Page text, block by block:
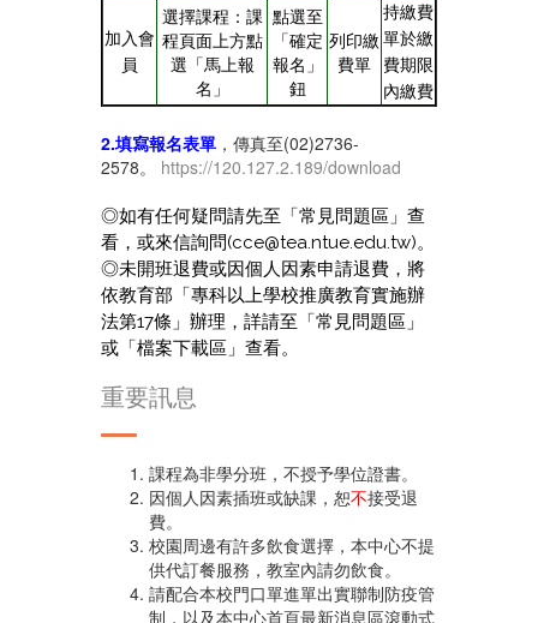
加入會
員
選擇課程：課
程頁面上方點
選「馬上報
名」
點選至
「確定
報名」
鈕
列印繳
費單
持繳費
單於繳
費期限
內繳費
2.填寫報名表單 ，傳真至(02)2736-
2578。 https://120.127.2.189/download
◎如有任何疑問請先至「常見問題區」查
看，或來信詢問(cce@tea.ntue.edu.tw)。
◎未開班退費或因個人因素申請退費，將
依教育部「專科以上學校推廣教育實施辦
法第17條」辦理，詳請至「常見問題區」
或「檔案下載區」查看。
重要訊息
課程為非學分班，不授予學位證書。
因個人因素插班或缺課，恕不接受退
費。
校園周邊有許多飲食選擇，本中心不提
供代訂餐服務，教室內請勿飲食。
請配合本校門口單進單出實聯制防疫管
制，以及本中心首頁最新消息區滾動式